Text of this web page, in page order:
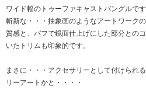
ワイド幅のトゥーファキャストバングルです
斬新な・・・抽象画のようなアートワーク
質感と、バフで鏡面仕上げにした部分との
いたトリムも印象的です。
まさに・・・アクセサリーとして付けられ
リーアートかと・・・・